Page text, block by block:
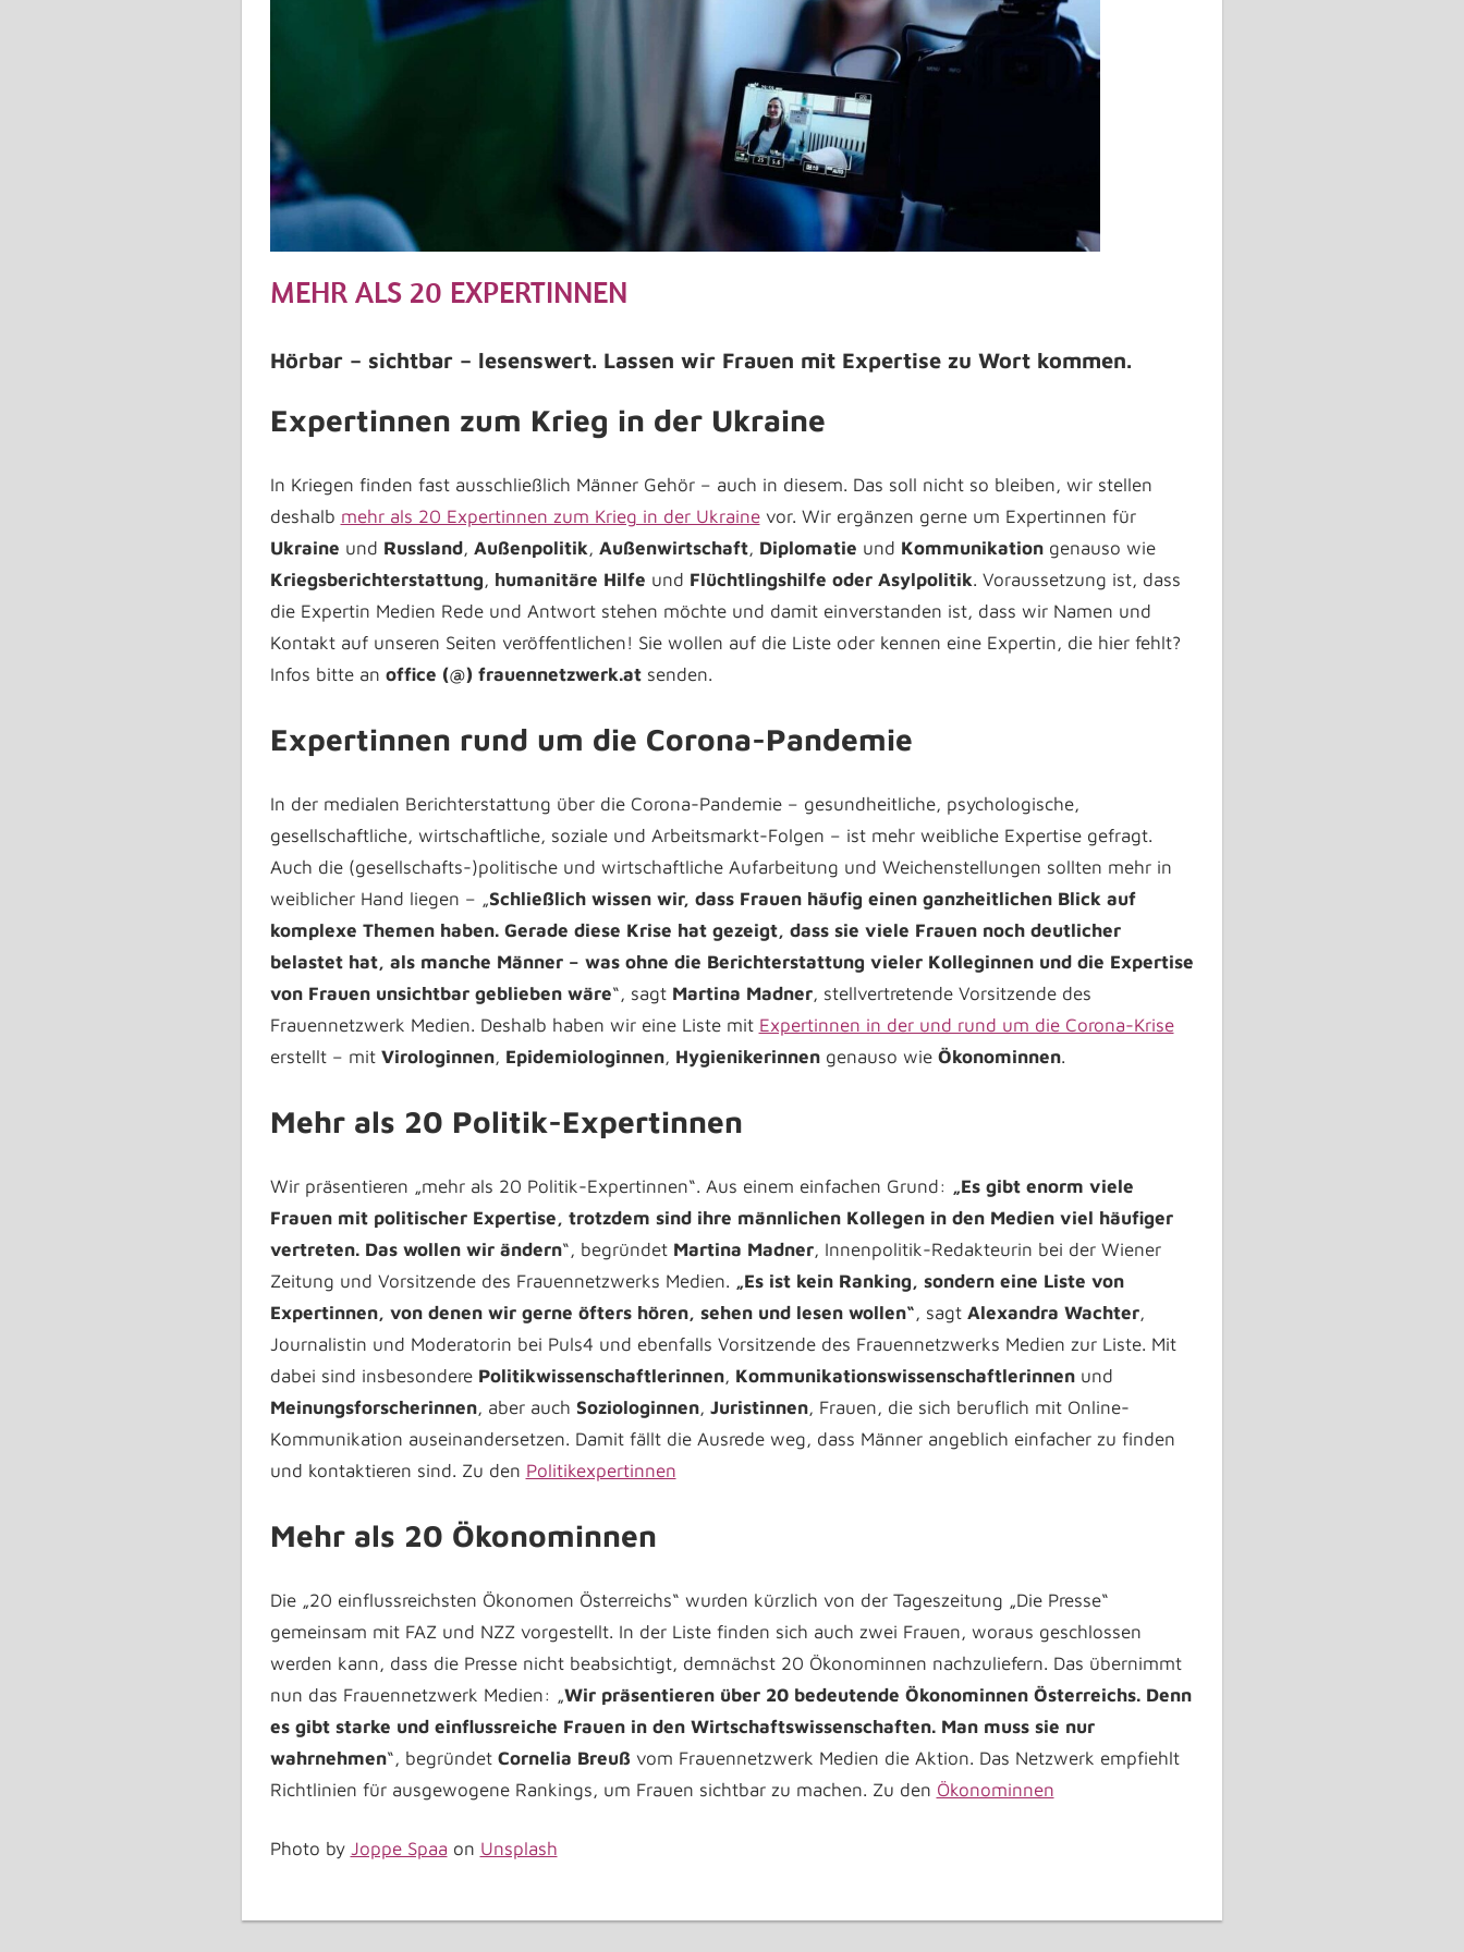
MEHR ALS 20 EXPERTINNEN
Hörbar – sichtbar – lesenswert. Lassen wir Frauen mit Expertise zu Wort kommen.
Expertinnen zum Krieg in der Ukraine
In Kriegen finden fast ausschließlich Männer Gehör – auch in diesem. Das soll nicht so bleiben, wir stellen
deshalb mehr als 20 Expertinnen zum Krieg in der Ukrainevor. Wir ergänzen gerne um Expertinnen für
Ukraine und Russland, Außenpolitik, Außenwirtschaft, Diplomatie und Kommunikationgenauso wie
Kriegsberichterstattung, humanitäre Hilfe und Flüchtlingshilfe oder Asylpolitik. Voraussetzung ist, dass
die Expertin Medien Rede und Antwort stehen möchte und damit einverstanden ist, dass wir Namen und
Kontakt auf unseren Seiten veröffentlichen! Sie wollen auf die Liste oder kennen eine Expertin, die hier fehlt?
Infos bitte an office (@) frauennetzwerk.atsenden.
Expertinnen rund um die Corona-Pandemie
In der medialen Berichterstattung über die Corona-Pandemie – gesundheitliche, psychologische,
gesellschaftliche, wirtschaftliche, soziale und Arbeitsmarkt-Folgen – ist mehr weibliche Expertise gefragt.
Auch die (gesellschafts-)politische und wirtschaftliche Aufarbeitung und Weichenstellungen sollten mehr in
weiblicher Hand liegen – „Schließlich wissen wir, dass Frauen häufig einen ganzheitlichen Blick auf
komplexe Themen haben. Gerade diese Krise hat gezeigt, dass sie viele Frauen noch deutlicher
belastet hat, als manche Männer – was ohne die Berichterstattung vieler Kolleginnen und die Expertise
von Frauen unsichtbar geblieben wäre“, sagt Martina Madner, stellvertretende Vorsitzende des
Frauennetzwerk Medien. Deshalb haben wir eine Liste mit Expertinnen in der und rund um die Corona-Krise
erstellt – mit Virologinnen, Epidemiologinnen, Hygienikerinnen genauso wie Ökonominnen.
Mehr als 20 Politik-Expertinnen
Wir präsentieren „mehr als 20 Politik-Expertinnen“. Aus einem einfachen Grund: „Es gibt enorm viele
Frauen mit politischer Expertise, trotzdem sind ihre männlichen Kollegen in den Medien viel häufiger
vertreten. Das wollen wir ändern“, begründet Martina Madner, Innenpolitik-Redakteurin bei der Wiener
Zeitung und Vorsitzende des Frauennetzwerks Medien. „Es ist kein Ranking, sondern eine Liste von
Expertinnen, von denen wir gerne öfters hören, sehen und lesen wollen“, sagt Alexandra Wachter,
Journalistin und Moderatorin bei Puls4 und ebenfalls Vorsitzende des Frauennetzwerks Medien zur Liste. Mit
dabei sind insbesondere Politikwissenschaftlerinnen, Kommunikationswissenschaftlerinnen und
Meinungsforscherinnen, aber auch Soziologinnen, Juristinnen, Frauen, die sich beruflich mit Online-
Kommunikation auseinandersetzen. Damit fällt die Ausrede weg, dass Männer angeblich einfacher zu finden
und kontaktieren sind. Zu den Politikexpertinnen
Mehr als 20 Ökonominnen
Die „20 einflussreichsten Ökonomen Österreichs“ wurden kürzlich von der Tageszeitung „Die Presse“
gemeinsam mit FAZ und NZZ vorgestellt. In der Liste finden sich auch zwei Frauen, woraus geschlossen
werden kann, dass die Presse nicht beabsichtigt, demnächst 20 Ökonominnen nachzuliefern. Das übernimmt
nun das Frauennetzwerk Medien: „Wir präsentieren über 20 bedeutende Ökonominnen Österreichs. Denn
es gibt starke und einflussreiche Frauen in den Wirtschaftswissenschaften. Man muss sie nur
wahrnehmen“, begründet Cornelia Breußvom Frauennetzwerk Medien die Aktion. Das Netzwerk empfiehlt
Richtlinien für ausgewogene Rankings, um Frauen sichtbar zu machen. Zu den Ökonominnen
Photo by Joppe Spaa on Unsplash